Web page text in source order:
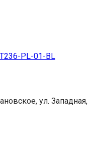
PL-01-BL
ул. Западная,